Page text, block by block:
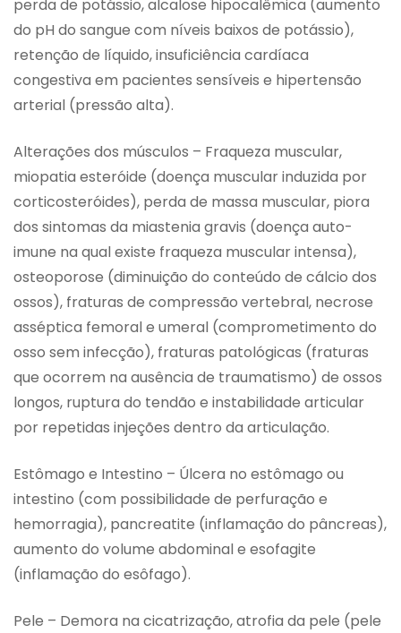
perda de potássio, alcalose hipocalêmica (aumento
do pH do sangue com níveis baixos de potássio),
retenção de líquido, insuficiência cardíaca
congestiva em pacientes sensíveis e hipertensão
arterial (pressão alta).
Alterações dos músculos – Fraqueza muscular,
miopatia esteróide (doença muscular induzida por
corticosteróides), perda de massa muscular, piora
dos sintomas da miastenia gravis (doença auto-
imune na qual existe fraqueza muscular intensa),
osteoporose (diminuição do conteúdo de cálcio dos
ossos), fraturas de compressão vertebral, necrose
asséptica femoral e umeral (comprometimento do
osso sem infecção), fraturas patológicas (fraturas
que ocorrem na ausência de traumatismo) de ossos
longos, ruptura do tendão e instabilidade articular
por repetidas injeções dentro da articulação.
Estômago e Intestino – Úlcera no estômago ou
intestino (com possibilidade de perfuração e
hemorragia), pancreatite (inflamação do pâncreas),
aumento do volume abdominal e esofagite
(inflamação do esôfago).
Pele – Demora na cicatrização, atrofia da pele (pele